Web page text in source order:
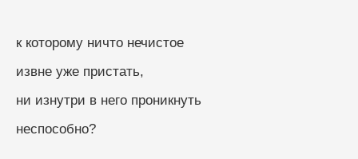
к которому ничто нечистое
извне уже пристать,
ни изнутри в него проникнуть
неспособно?